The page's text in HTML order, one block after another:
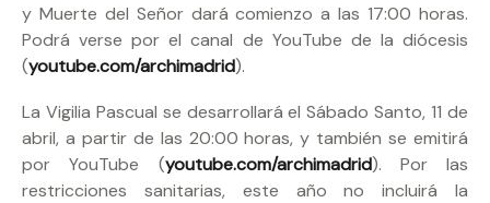
y Muerte del Señor dará comienzo a las 17:00 horas.
Podrá verse por el canal de YouTube de la diócesis
(youtube.com/archimadrid).
La Vigilia Pascual se desarrollará el Sábado Santo, 11 de
abril, a partir de las 20:00 horas, y también se emitirá
por YouTube (youtube.com/archimadrid). Por las
restricciones sanitarias, este año no incluirá la